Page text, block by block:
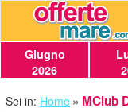
Giugno
2026
Sei in: Home MClub